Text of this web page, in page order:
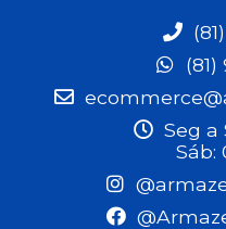
(81)
Seg a
Sáb: